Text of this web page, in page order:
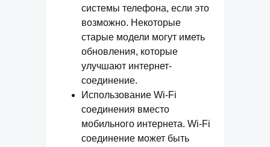
системы телефона, если это
возможно. Некоторые
старые модели могут иметь
обновления, которые
улучшают интернет-
соединение.
Использование Wi-Fi
соединения вместо
мобильного интернета. Wi-Fi
соединение может быть